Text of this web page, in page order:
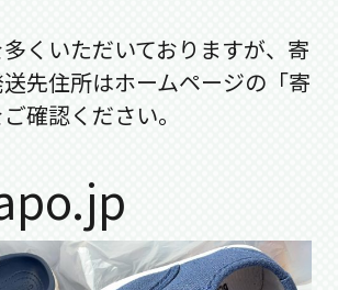
くいただいておりますが、寄
先住所はホームページの「寄
確認ください。